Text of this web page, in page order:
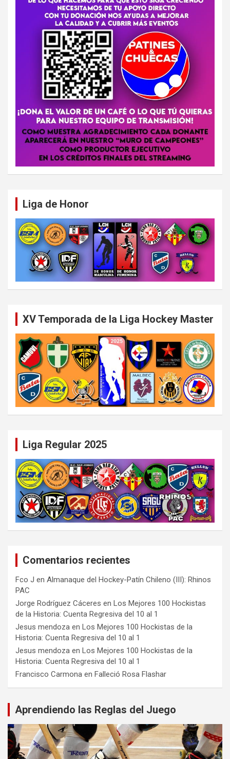
Liga de Honor
XV Temporada de la Liga Hockey Master
Liga Regular 2025
Comentarios recientes
Fco J en Almanaque del Hockey-Patín Chileno (III): Rhinos
PAC
Jorge Rodríguez Cáceres en Los Mejores 100 Hockistas
de la Historia: Cuenta Regresiva del 10 al 1
Jesus mendoza en Los Mejores 100 Hockistas de la
Historia: Cuenta Regresiva del 10 al 1
Jesus mendoza en Los Mejores 100 Hockistas de la
Historia: Cuenta Regresiva del 10 al 1
Francisco Carmona en Falleció Rosa Flashar
Aprendiendo las Reglas del Juego